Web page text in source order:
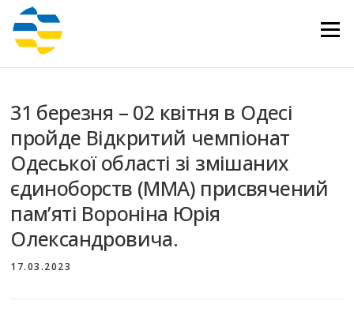
Перейти
вмісту
Меню
31 березня – 02 квітня в Одесі
пройде Відкритий чемпіонат
Одеської області зі змішаних
єдиноборств (ММА) присвячений
пам’яті Вороніна Юрія
Олександровича.
17.03.2023